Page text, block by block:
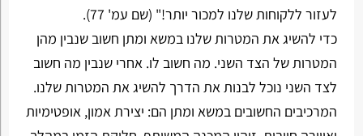
לעזור ללקוחות שלנו למכור יותר!" (שם עמ' 77).
כדי להשיג את המטרות שלנו במשא ומתן חשוב שנבין מהן
המטרות של הצד השני. מה חשוב לו. אחרי שנבין מה חשוב
לצד השני נוכל לבנות את הדרך להשיג את המטרות שלנו.
המרכיבים החשובים במשא ומתן הם: יצירת אמון, אופטימיות